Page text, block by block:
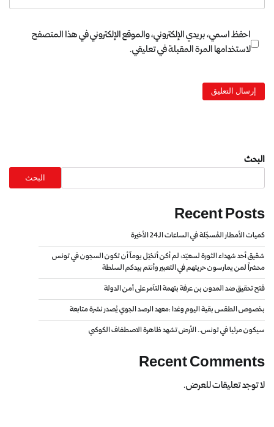
احفظ اسمي، بريدي الإلكتروني، والموقع الإلكتروني في هذا المتصفح
لاستخدامها المرة المقبلة في تعليقي.
البحث
البحث
Recent Posts
كميات الأمطار المُسجّلة في الساعات الـ24 الأخيرة
شقيق أحد شهداء الثورة لسعيّد: لم أكن أتخيّل يوماً أن تكون السجون في تونس
محشراً لمن يمارسون حريتهم في التعبير وأنتم بيدكم السلطة
فتح تحقيق ضد المدون بن عرفة بتهمة التآمر على أمن الدولة
بخصوص الطقس بقية اليوم وغدا :معهد الرصد الجوي يُصدر نشرة متابعة
سيكون مرئيا في تونس.. الأرض تشهد ظاهرة الاصطفاف الكوكبي
Recent Comments
لا توجد تعليقات للعرض.